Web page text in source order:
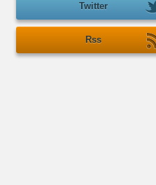
Twitter
Rss